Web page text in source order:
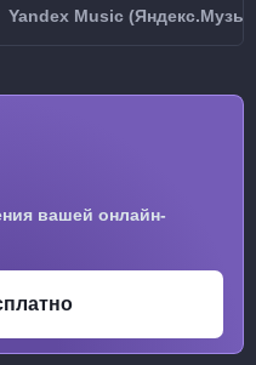
Yandex Music
вашей онлайн-